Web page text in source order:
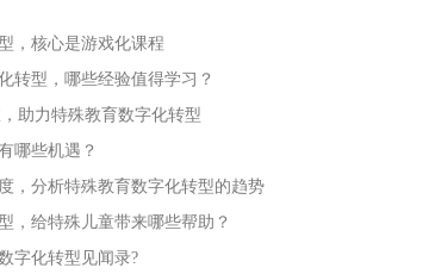
，核心是游戏化课程
转型，哪些经验值得学习？
助力特殊教育数字化转型
哪些机遇？
，分析特殊教育数字化转型的趋势
，给特殊儿童带来哪些帮助？
字化转型见闻录?